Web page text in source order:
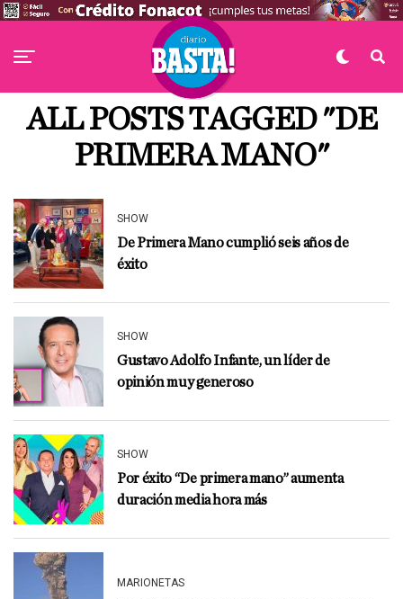
ALL POSTS TAGGED "DE
PRIMERA MANO"
SHOW
De Primera Mano cumplió seis años de
éxito
SHOW
Gustavo Adolfo Infante, un líder de
opinión muy generoso
SHOW
Por éxito “De primera mano” aumenta
duración media hora más
MARIONETAS